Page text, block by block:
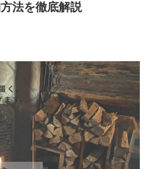
法を徹底解説